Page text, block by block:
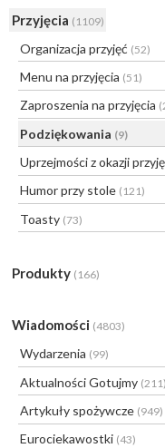
Przyjęcia (1109)
Organizacja przyjęć (52)
Menu na przyjęcia (51)
Zaproszenia na przyjęcia
Podziękowania (9)
Uprzejmości z okazji
Humor przy stole (121)
Toasty (73)
Produkty (166)
Wiadomości (4803)
Wydarzenia (99)
Aktualności Gotujmy (211)
Artykuły spożywcze (949)
Eurociekawostki (43)